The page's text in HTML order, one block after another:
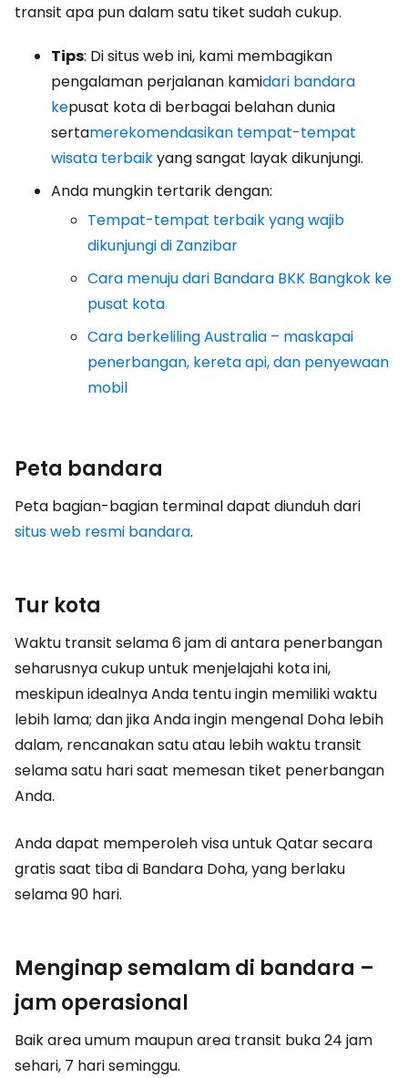
transit apa pun dalam satu tiket sudah cukup.
Tips: Di situs web ini, kami membagikan
pengalaman perjalanan kamidari bandara
kepusat kota di berbagai belahan dunia
sertamerekomendasikan tempat-tempat
wisata terbaikyang sangat layak dikunjungi.
Anda mungkin tertarik dengan:
Tempat-tempat terbaik yang wajib
dikunjungi di Zanzibar
Cara menuju dari Bandara BKK Bangkok ke
pusat kota
Cara berkeliling Australia – maskapai
penerbangan, kereta api, dan penyewaan
mobil
Peta bandara
Peta bagian-bagian terminal dapat diunduh dari
situs web resmi bandara.
Tur kota
Waktu transit selama 6 jam di antara penerbangan
seharusnya cukup untuk menjelajahi kota ini,
meskipun idealnya Anda tentu ingin memiliki waktu
lebih lama; dan jika Anda ingin mengenal Doha lebih
dalam, rencanakan satu atau lebih waktu transit
selama satu hari saat memesan tiket penerbangan
Anda.
Anda dapat memperoleh visa untuk Qatar secara
gratis saat tiba di Bandara Doha, yang berlaku
selama 90 hari.
Menginap semalam di bandara –
jam operasional
Baik area umum maupun area transit buka 24 jam
sehari, 7 hari seminggu.